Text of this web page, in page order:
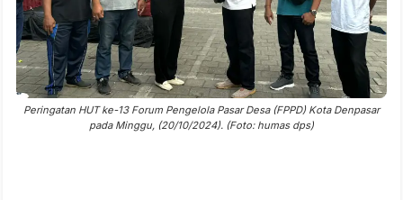
Peringatan HUT ke-13 Forum Pengelola Pasar Desa (FPPD) Kota Denpasar
pada Minggu, (20/10/2024). (Foto: humas dps)